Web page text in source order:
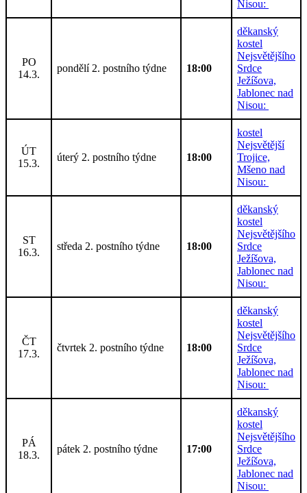
Nisou:
PO
14.3.
pondělí 2. postního týdne 18:00
děkanský
kostel
Nejsvětějšího
Srdce
Ježíšova,
Jablonec nad
Nisou:
ÚT
15.3.
úterý 2. postního týdne 18:00
kostel
Nejsvětější
Trojice,
Mšeno nad
Nisou:
ST
16.3.
středa 2. postního týdne 18:00
děkanský
kostel
Nejsvětějšího
Srdce
Ježíšova,
Jablonec nad
Nisou:
ČT
17.3.
čtvrtek 2. postního týdne 18:00
děkanský
kostel
Nejsvětějšího
Srdce
Ježíšova,
Jablonec nad
Nisou:
PÁ
18.3.
pátek 2. postního týdne 17:00
děkanský
kostel
Nejsvětějšího
Srdce
Ježíšova,
Jablonec nad
Nisou: